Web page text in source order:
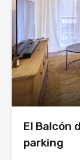
El Balcón
parking